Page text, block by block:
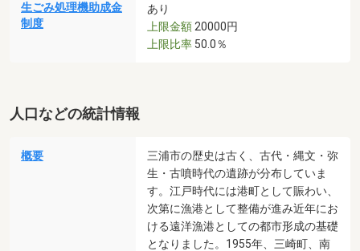
生ごみ処理機助成金
制度
あり
上限金額 20000円
上限比率 50.0％
人口などの統計情報
概要
三浦市の歴史は古く、古代・縄文・弥
生・古噴時代の遺跡が分布していま
す。江戸時代には港町として賑わい、
次第に漁港として整備が進み近年にお
ける遠洋漁港としての都市形成の基礎
となりました。1955年、三崎町、南